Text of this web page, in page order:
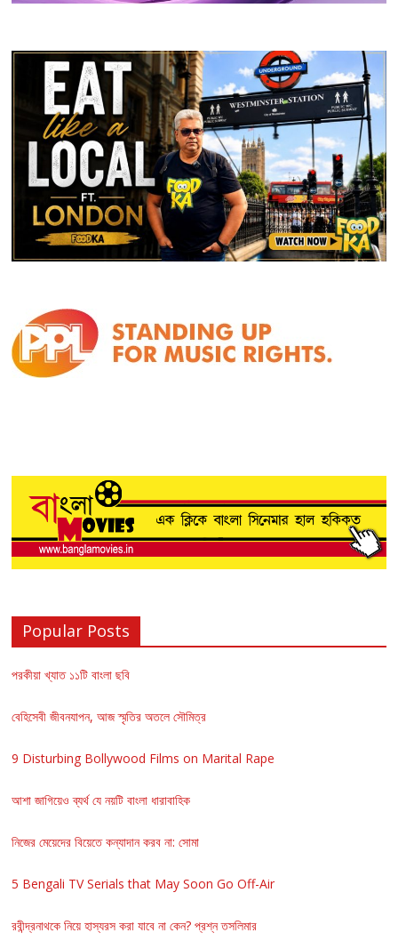
Popular Posts
পরকীয়া খ্যাত ১১টি বাংলা ছবি
বেহিসেবী জীবনযাপন, আজ স্মৃতির অতলে সৌমিত্র
9 Disturbing Bollywood Films on Marital Rape
আশা জাগিয়েও ব্যর্থ যে নয়টি বাংলা ধারাবাহিক
নিজের মেয়েদের বিয়েতে কন্যাদান করব না: সোমা
5 Bengali TV Serials that May Soon Go Off-Air
রবীন্দ্রনাথকে নিয়ে হাস্যরস করা যাবে না কেন? প্রশ্ন তসলিমার